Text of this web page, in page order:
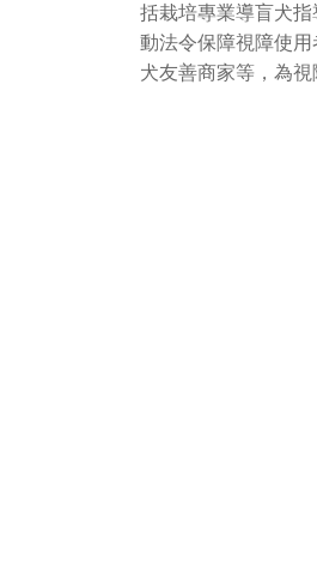
括栽培專業導盲犬
動法令保障視障使
犬友善商家等，為視